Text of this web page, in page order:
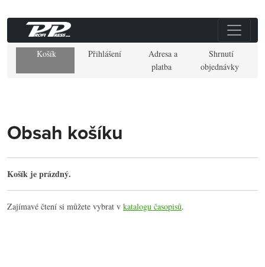
Košík Přihlášení
Adresa a
platba
Shrnutí
objednávky
Obsah košíku
Košík je prázdný.
Zajímavé čtení si můžete vybrat v katalogu časopisů.